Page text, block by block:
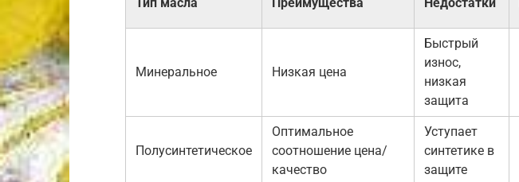
Минеральное Низкая цена
Быстрый
износ,
низкая
защита
Полусинтетическое
Оптимальное
соотношение цена/
качество
Уступает
синтетике в
защите